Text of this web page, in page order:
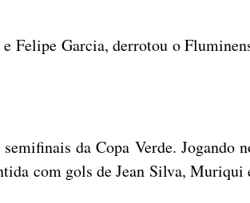
Felipe Garcia, derrotou o
da Copa Verde. Jogando
com gols de Jean Silva, Muriqui